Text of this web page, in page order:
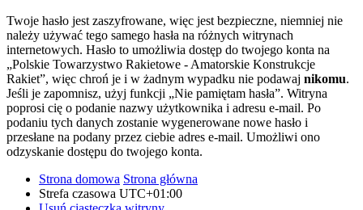
Twoje hasło jest zaszyfrowane, więc jest bezpieczne, niemniej nie
należy używać tego samego hasła na różnych witrynach
internetowych. Hasło to umożliwia dostęp do twojego konta na
„Polskie Towarzystwo Rakietowe - Amatorskie Konstrukcje
Rakiet”, więc chroń je i w żadnym wypadku nie podawaj nikomu.
Jeśli je zapomnisz, użyj funkcji „Nie pamiętam hasła”. Witryna
poprosi cię o podanie nazwy użytkownika i adresu e-mail. Po
podaniu tych danych zostanie wygenerowane nowe hasło i
przesłane na podany przez ciebie adres e-mail. Umożliwi ono
odzyskanie dostępu do twojego konta.
Strona domowa Strona główna
Strefa czasowa UTC+01:00